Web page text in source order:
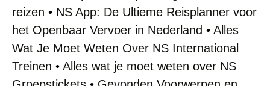
reizen • NS App: De Ultieme Reisplanner voor
het Openbaar Vervoer in Nederland • Alles
Wat Je Moet Weten Over NS International
Treinen • Alles wat je moet weten over NS